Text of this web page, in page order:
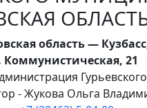
область —
Коммунистическая, 21
- Жукова Ольга